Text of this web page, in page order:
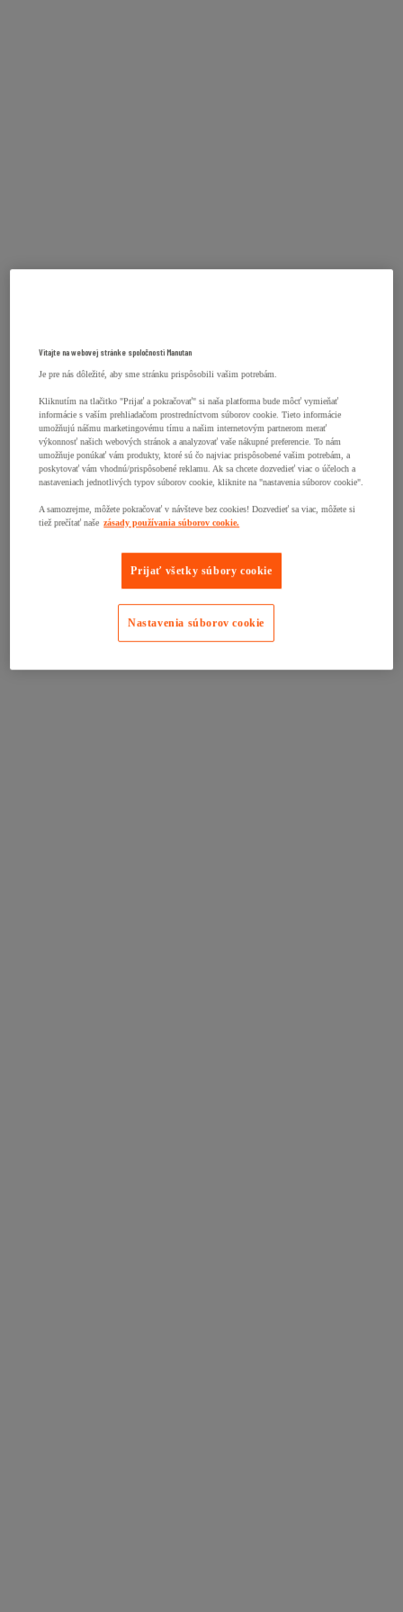
Vitajte na webovej stránke spoločnosti Manutan
Je pre nás dôležité, aby sme stránku prispôsobili vašim potrebám.
Kliknutím na tlačitko "Prijať a pokračovať" si naša platforma bude môcť vymieňať
informácie s vaším prehliadačom prostredníctvom súborov cookie. Tieto informácie
umožňujú nášmu marketingovému tímu a našim internetovým partnerom merať
výkonnosť našich webových stránok a analyzovať vaše nákupné preferencie. To nám
umožňuje ponúkať vám produkty, ktoré sú čo najviac prispôsobené vašim potrebám, a
poskytovať vám vhodnú/prispôsobené reklamu. Ak sa chcete dozvedieť viac o účeloch a
nastaveniach jednotlivých typov súborov cookie, kliknite na "nastavenia súborov cookie".
A samozrejme, môžete pokračovať v návšteve bez cookies! Dozvedieť sa viac, môžete si
tiež prečítať naše zásady používania súborov cookie.
Prijať všetky súbory cookie
Nastavenia súborov cookie